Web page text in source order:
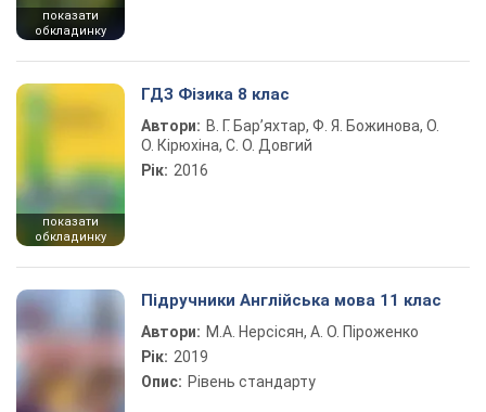
показати
обкладинку
показати
обкладинку
ГДЗ Фізика 8 клас
Автори: В. Г. Бар’яхтар, Ф. Я. Божинова, О.
О. Кірюхіна, С. О. Довгий
Рік: 2016
Підручники Англійська мова 11 клас
Автори: М.А. Нерсісян, А. О. Піроженко
Рік: 2019
Опис: Рівень стандарту